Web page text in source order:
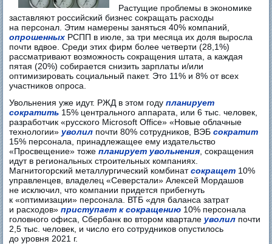
Растущие проблемы в экономике
заставляют российский бизнес сокращать расходы
на персонал. Этим намерены заняться 40% компаний,
опрошенных РСПП в июле, за три месяца их доля выросла
почти вдвое. Среди этих фирм более четверти (28,1%)
рассматривают возможность сокращения штата, а каждая
пятая (20%) собирается снизить зарплаты и/или
оптимизировать социальный пакет. Это 11% и 8% от всех
участников опроса.
Увольнения уже идут. РЖД в этом годупланирует
сократить 15% центрального аппарата, или 6 тыс. человек,
разработчик «русского Microsoft Office» «Новые облачные
технологии» уволил почти 80% сотрудников, ВЭБсократит
15% персонала, принадлежащее ему издательство
«Просвещение» тожепланирует увольнения , сокращения
идут в региональных строительных компаниях.
Магнитогорский металлургический комбинатсокращет 10%
управленцев, владелец «Северстали» Алексей Мордашов
не исключил, что компании придется прибегнуть
к «оптимизации» персонала. ВТБ «для баланса затрат
и расходов»приступает к сокращению 10% персонала
головного офиса, Сбербанк во втором квартале уволил почти
2,5 тыс. человек, и число его сотрудников опустилось
до уровня 2021 г.